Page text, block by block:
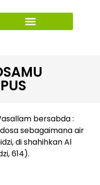
bersabda :
sebagaimana air
di shahihkan Al
614).